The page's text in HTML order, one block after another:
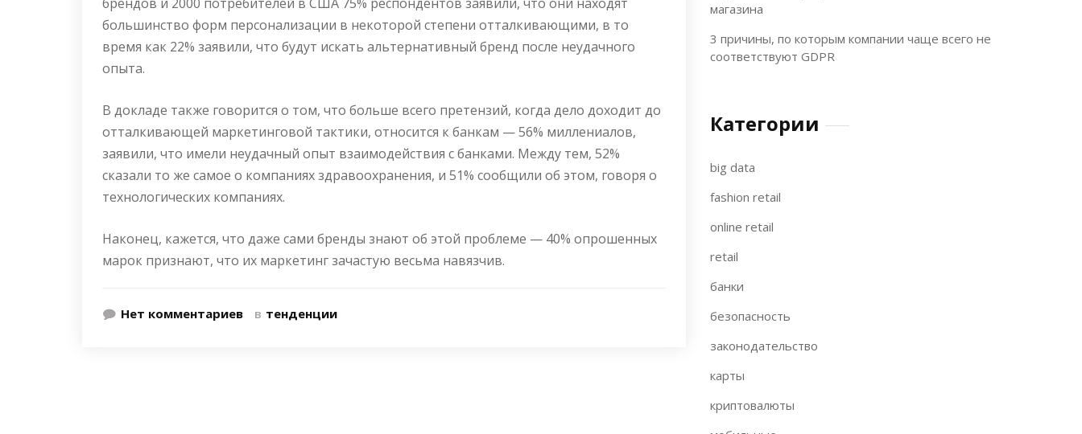
большинство форм персонализации в некоторой степени отталкивающими, в то
время как 22% заявили, что будут искать альтернативный бренд после неудачного
опыта.
В докладе также говорится о том, что больше всего претензий, когда дело доходит до
отталкивающей маркетинговой тактики, относится к банкам — 56% миллениалов,
заявили, что имели неудачный опыт взаимодействия с банками. Между тем, 52%
сказали то же самое о компаниях здравоохранения, и 51% сообщили об этом, говоря о
технологических компаниях.
Наконец, кажется, что даже сами бренды знают об этой проблеме — 40% опрошенных
марок признают, что их маркетинг зачастую весьма навязчив.
Нет комментариев в тенденции
магазина
3 причины, по которым компании чаще всего не
соответствуют GDPR
Категории
big data
fashion retail
online retail
retail
банки
безопасность
законодательство
карты
криптовалюты